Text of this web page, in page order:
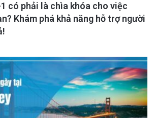
có phải là chìa khóa cho việc
Khám phá khả năng hỗ trợ người